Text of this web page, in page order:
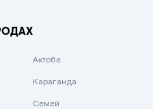
Актобе
Караганда
Семей